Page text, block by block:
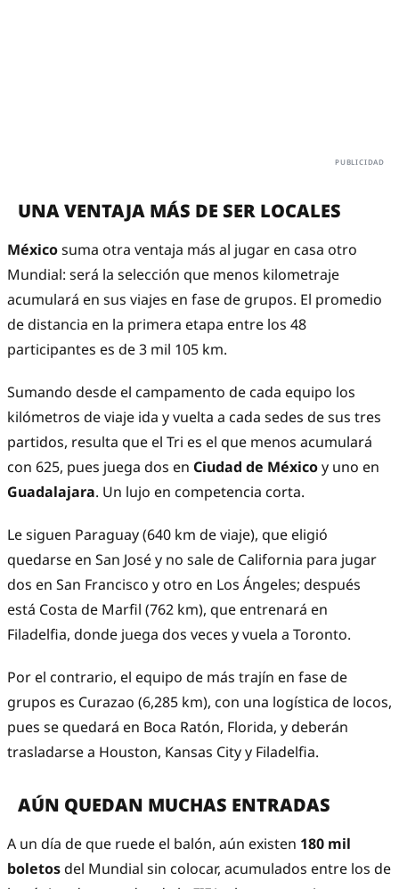
UNA VENTAJA MÁS DE SER LOCALES
Méxicosuma otra ventaja más al jugar en casa otro
Mundial: será la selección que menos kilometraje
acumulará en sus viajes en fase de grupos. El promedio
de distancia en la primera etapa entre los 48
participantes es de 3 mil 105 km.
Sumando desde el campamento de cada equipo los
kilómetros de viaje ida y vuelta a cada sedes de sus tres
partidos, resulta que el Tri es el que menos acumulará
con 625, pues juega dos en Ciudad de Méxicoy uno en
Guadalajara. Un lujo en competencia corta.
Le siguen Paraguay (640 km de viaje), que eligió
quedarse en San José y no sale de California para jugar
dos en San Francisco y otro en Los Ángeles; después
está Costa de Marfil (762 km), que entrenará en
Filadelfia, donde juega dos veces y vuela a Toronto.
Por el contrario, el equipo de más trajín en fase de
grupos es Curazao (6,285 km), con una logística de locos,
pues se quedará en Boca Ratón, Florida, y deberán
trasladarse a Houston, Kansas City y Filadelfia.
AÚN QUEDAN MUCHAS ENTRADAS
A un día de que ruede el balón, aún existen 180 mil
boletosdel Mundial sin colocar, acumulados entre los de